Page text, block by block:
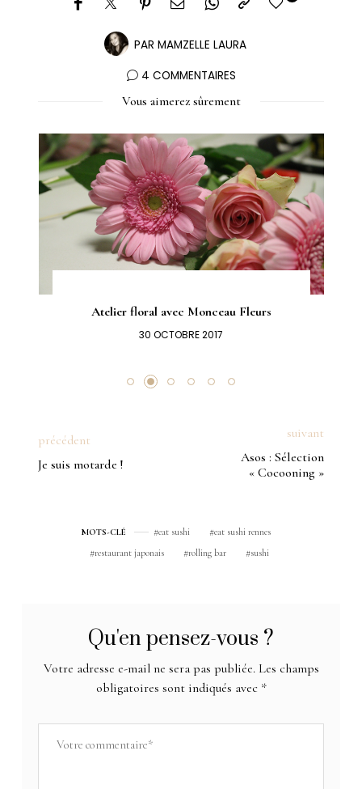
PAR MAMZELLE LAURA
4 COMMENTAIRES
Vous aimerez sûrement
Atelier floral avec Monceau Fleurs
30 OCTOBRE 2017
précédent
Je suis motarde !
suivant
Asos : Sélection
« Cocooning »
MOTS-CLÉ eat sushi
eat sushi rennes
restaurant japonais
rolling bar sushi
Qu'en pensez-vous ?
Votre adresse e-mail ne sera pas publiée. Les champs
obligatoires sont indiqués avec *